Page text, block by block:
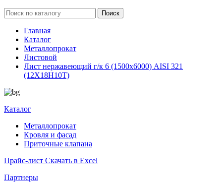
Главная
Каталог
Металлопрокат
Листовой
Лист нержавеющий г/к 6 (1500х6000) AISI 321
(12Х18Н10Т)
Каталог
Металлопрокат
Кровля и фасад
Приточные клапана
Прайс-лист Скачать в Excel
Партнеры